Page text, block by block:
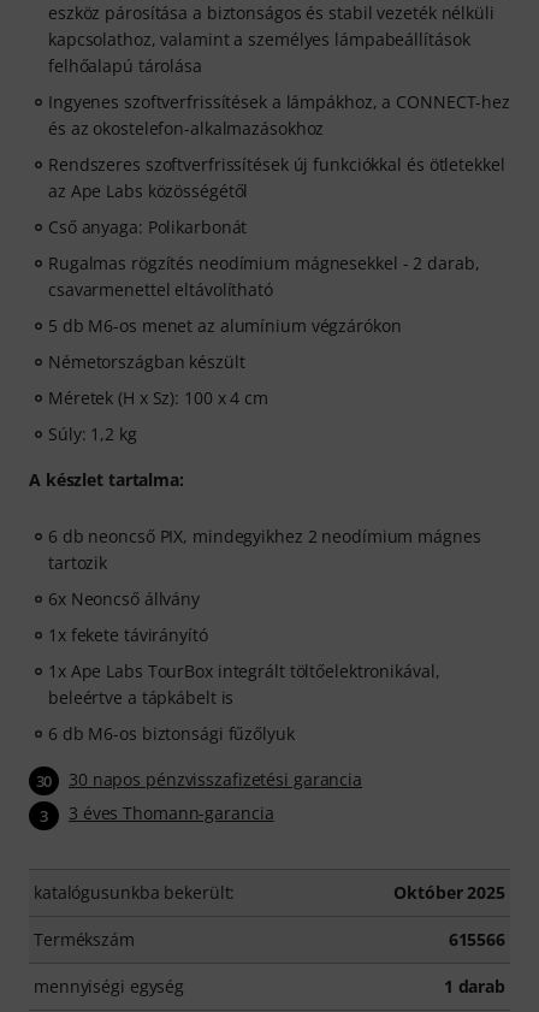
eszköz párosítása a biztonságos és stabil vezeték nélküli
kapcsolathoz, valamint a személyes lámpabeállítások
felhőalapú tárolása
Ingyenes szoftverfrissítések a lámpákhoz, a CONNECT-hez
és az okostelefon-alkalmazásokhoz
Rendszeres szoftverfrissítések új funkciókkal és ötletekkel
az Ape Labs közösségétől
Cső anyaga: Polikarbonát
Rugalmas rögzítés neodímium mágnesekkel - 2 darab,
csavarmenettel eltávolítható
5 db M6-os menet az alumínium végzárókon
Németországban készült
Méretek (H x Sz): 100 x 4 cm
Súly: 1,2 kg
A készlet tartalma:
6 db neoncső PIX, mindegyikhez 2 neodímium mágnes
tartozik
6x Neoncső állvány
1x fekete távirányító
1x Ape Labs TourBox integrált töltőelektronikával,
beleértve a tápkábelt is
6 db M6-os biztonsági fűzőlyuk
30 30 napos pénzvisszafizetési garancia
3 3 éves Thomann-garancia
katalógusunkba bekerült: Október 2025
Termékszám 615566
mennyiségi egység 1 darab